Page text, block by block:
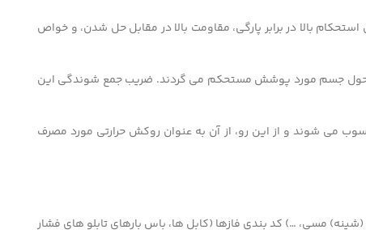
بالا در برابر پارگی، مقاومت بالا در مقابل حل شدن، و خواص
صنعتی (سشوار صنعتی یا سرپیک) در دمای ۱۲۰+ درجه سانتی گراد جمع، و حول جسم مورد پوشش مستحکم می گردند. ضریب جمع شوندگی این
می شوند و از این رو، از آن به عنوان روکش حرارتی مورد مصرف
کاری سرسیم، کابلشو، باس بار (شینه) مسی، …) کد بندی فازها (کابل ها، باس بارهای تابلو های فشار